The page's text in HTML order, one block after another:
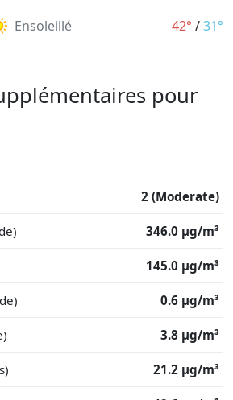
Ensoleillé 42° /31°
pour
2 (Moderate)
346.0 μg/m³
145.0 μg/m³
0.6 μg/m³
3.8 μg/m³
21.2 μg/m³